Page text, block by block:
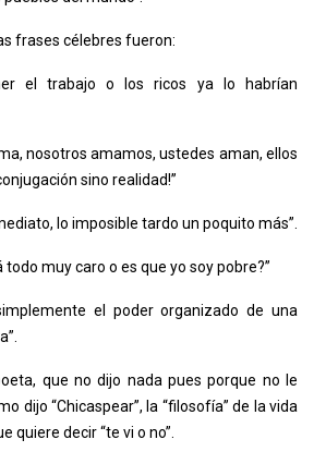
frases célebres fueron:
el trabajo o los ricos ya lo habrían
nosotros amamos, ustedes aman, ellos
sino realidad!”
lo imposible tardo un poquito más”.
todo muy caro o es que yo soy pobre?”
el poder organizado de una
que no dijo nada pues porque no le
dijo “Chicaspear”, la “filosofía” de la vida
quiere decir “te vi o no”.